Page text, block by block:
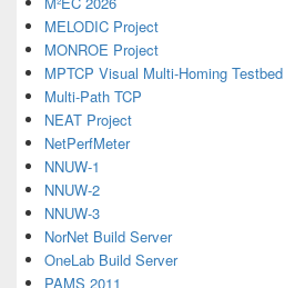
MELODIC Project
MONROE Project
MPTCP Visual Multi-Homing Testbed
Multi-Path TCP
NEAT Project
NetPerfMeter
NNUW-1
NNUW-2
NNUW-3
NorNet Build Server
OneLab Build Server
PAMS 2011